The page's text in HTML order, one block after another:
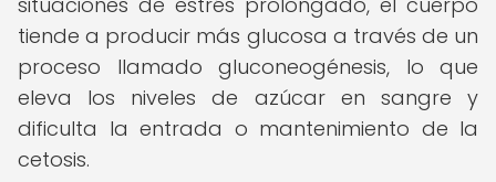
tiende a producir más glucosa a través de un
proceso llamado gluconeogénesis, lo que
eleva los niveles de azúcar en sangre y
dificulta la entrada o mantenimiento de la
cetosis.